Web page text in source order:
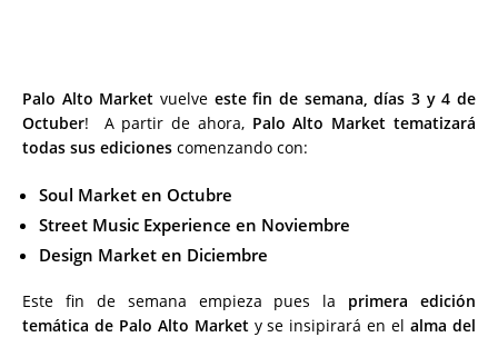
Palo Alto Market vuelve este fin de semana, días 3 y 4 de
Octuber! A partir de ahora, Palo Alto Market tematizará
todas sus ediciones comenzando con:
Soul Market en Octubre
Street Music Experience en Noviembre
Design Market en Diciembre
Este fin de semana empieza pues la primera edición
temática de Palo Alto Markety se insipirará en elalma del